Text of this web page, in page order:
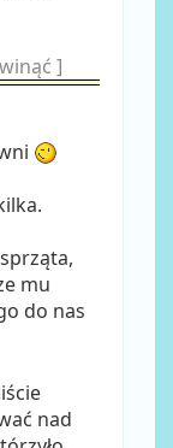
]
mu
do nas
nad